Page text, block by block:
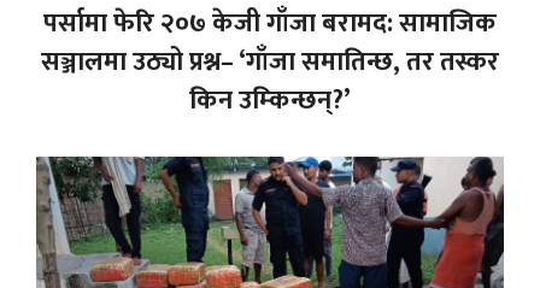
पर्सामा फेरि २०७ केजी गाँजा बरामद: सामाजिक
सञ्जालमा उठ्यो प्रश्न– ‘गाँजा समातिन्छ, तर तस्कर
किन उम्किन्छन्?’